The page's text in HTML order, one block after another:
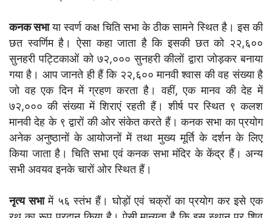
कनक सभाया स्वर्ण कक्ष चिति सभा के ठीक सामने स्थित है। इस की
छत स्वर्णिम है। ऐसा कहा जाता है कि इसकी छत को २२,६००
सुनहरी पट्टिकाओं को ७२,००० सुनहरी कीलों द्वारा जोड़कर बनाया
गया है। आप जानते ही हैं कि २२,६०० मानवी श्वास की वह संख्या है
जो वह एक दिन में ग्रहण करता है। वहीं, एक मानव की देह में
७२,००० की संख्या में शिराएं रहती हैं। शीर्ष पर स्थित ९ कलश
मानवी देह के ९ द्वारों की ओर संकेत करते हैं। कनक सभा का प्रयोग
अनेक अनुष्ठानों के आयोजनों में तथा मुख्य मूर्ति के दर्शन के लिए
किया जाता है। चिति सभा एवं कनक सभा मंदिर के केंद्र हैं। अन्य
सभी अवयव इनके चारों ओर स्थित हैं।
नृत्य सभामें ५६ स्तंभ हैं। घोड़ों एवं चक्रों का प्रयोग कर इसे एक